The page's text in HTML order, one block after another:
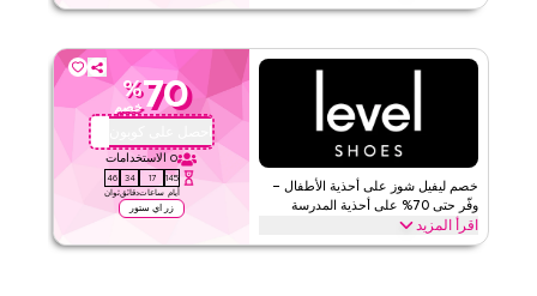
وفّر 10% على طلبك من ليفيل شوز مع هذا كود برومو الإقليمي. طبّق عند
قبل انتهاء العرض.
الحد الأدنى للطلب
ينطبق على
ويب/تطبيق
الفئات
على مستوى الموقع
خصم ليفيل شوز على أحذية الأطفال –
وفّر حتى 70% على أحذية المدرسة
اقرأ المزيد
70
%
خصم
احصل على كوبون
0 الاستخدامات
145
أيام
17
ساعات
34
دقائق
45
ثوان
زر اي ستور
وفّر حتى 70% مع هذا خصم ليفيل شوز الموثق على جميع أحذية الأطفال